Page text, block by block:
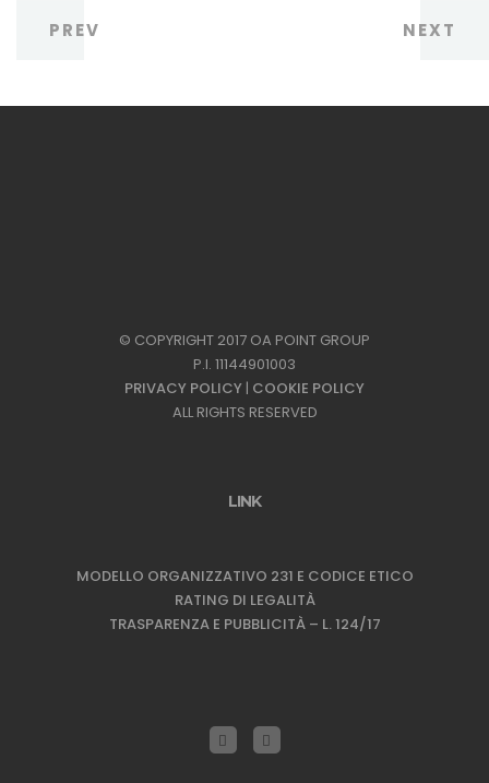
PREV NEXT
© COPYRIGHT 2017 OA POINT GROUP
P.I. 11144901003
PRIVACY POLICY | COOKIE POLICY
ALL RIGHTS RESERVED
LINK
MODELLO ORGANIZZATIVO 231 E CODICE ETICO
RATING DI LEGALITÀ
TRASPARENZA E PUBBLICITÀ – L. 124/17